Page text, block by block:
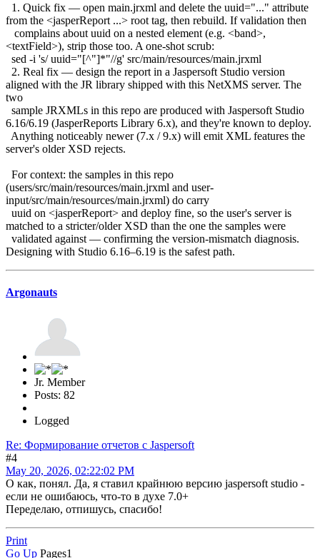
1. Quick fix — open main.jrxml and delete the uuid="..." attribute
from the <jasperReport ...> root tag, then rebuild. If validation then
complains about uuid on a nested element (e.g. <band>,
<textField>), strip those too. A one-shot scrub:
sed -i 's/ uuid="[^"]*"//g' src/main/resources/main.jrxml
2. Real fix — design the report in a Jaspersoft Studio version
aligned with the JR library shipped with this NetXMS server. The
two
sample JRXMLs in this repo are produced with Jaspersoft Studio
6.16/6.19 (JasperReports Library 6.x), and they're known to deploy.
Anything noticeably newer (7.x / 9.x) will emit XML features the
server's older XSD rejects.
For context: the samples in this repo
(users/src/main/resources/main.jrxml and user-
input/src/main/resources/main.jrxml) do carry
uuid on <jasperReport> and deploy fine, so the user's server is
matched to a stricter/older XSD than the one the samples were
validated against — confirming the version-mismatch diagnosis.
Designing with Studio 6.16–6.19 is the safest path.
Argonauts
Jr. Member
Posts: 82
Logged
Re: Формирование отчетов с Jaspersoft
#4
May 20, 2026, 02:22:02 PM
О как, понял. Да, я ставил крайнюю версию jaspersoft studio -
если не ошибаюсь, что-то в духе 7.0+
Переделаю, отпишусь, спасибо!
Print
Go Up Pages1